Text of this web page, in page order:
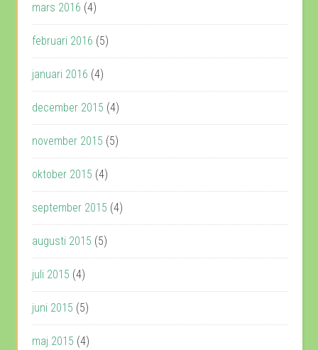
mars 2016 (4)
februari 2016 (5)
januari 2016 (4)
december 2015 (4)
november 2015 (5)
oktober 2015 (4)
september 2015 (4)
augusti 2015 (5)
juli 2015 (4)
juni 2015 (5)
maj 2015 (4)